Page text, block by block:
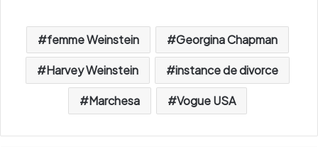
femme Weinstein Georgina Chapman
Harvey Weinstein instance de divorce
Marchesa Vogue USA